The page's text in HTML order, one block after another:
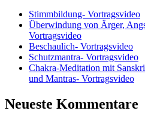
Stimmbildung- Vortragsvideo
Überwindung von Ärger,
Vortragsvideo
Beschaulich- Vortragsvideo
Schutzmantra- Vortragsvideo
Chakra-Meditation mit
und Mantras- Vortragsvideo
Neueste Kommentare